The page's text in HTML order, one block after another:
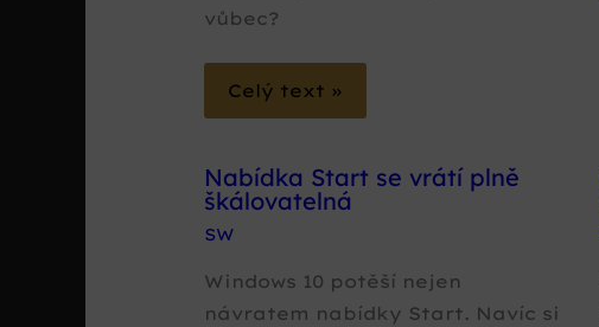
vůbec?
Celý text »
Nabídka Start se vrátí plně
škálovatelná
SW
Windows 10 potěší nejen
návratem nabídky Start. Navíc si